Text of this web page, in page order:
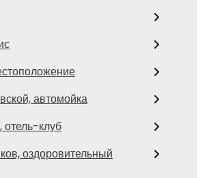
автомойка
клуб
оздоровительный